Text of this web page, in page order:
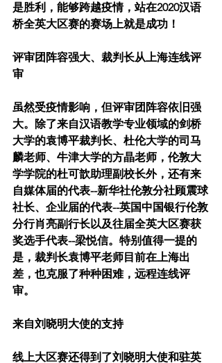
是胜利，能够跨越疫情，站在2020汉语
桥全英大区赛的赛场上就是成功！
评审团阵容强大、裁判长从上海连线评
审
虽然受疫情影响，但评审团阵容依旧强
大。除了来自汉语教学专业领域的剑桥
大学的袁博平裁判长、杜伦大学的司马
麟老师、牛津大学的方晶老师，伦敦大
学学院的杜可歆助理副校长外，还有来
自媒体届的代表--新华社伦敦分社顾震球
社长、企业届的代表--英国中国银行伦敦
分行肖亮副行长以及往届全英大区赛获
奖选手代表--梁悦信。特别值得一提的
是，裁判长袁博平老师目前在上海出
差，也克服了种种困难，远程连线评
审。
来自刘晓明大使的支持
线上大区赛还得到了刘晓明大使和驻英